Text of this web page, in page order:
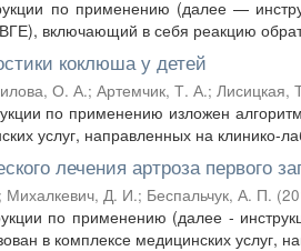
по применению (далее —
включающий в себя реакцию
коклюша у детей
О. А.; Артемчик, Т. А.; Лисицкая,
по применению изложен
услуг, направленных на клинико-
лечения артроза первого
; Михалкевич, Д. И.; Беспальчук, А. П. (
по применению (далее -
в комплексе медицинских услуг,